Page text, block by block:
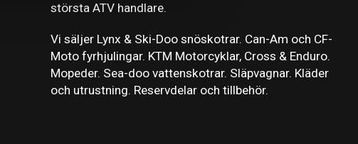
största ATV handlare.
Vi säljer Lynx & Ski-Doo snöskotrar. Can-Am och CF-
Moto fyrhjulingar. KTM Motorcyklar, Cross & Enduro.
Mopeder. Sea-doo vattenskotrar. Släpvagnar. Kläder
och utrustning. Reservdelar och tillbehör.